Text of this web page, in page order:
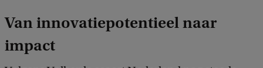
Van innovatiepotentieel naar
impact